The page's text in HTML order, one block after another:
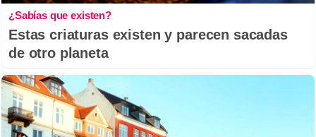
¿Sabías que existen?
Estas criaturas existen y parecen sacadas
de otro planeta